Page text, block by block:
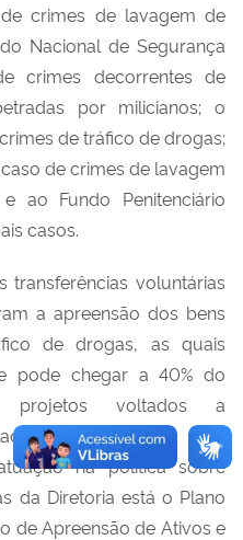
crimes de lavagem de
Nacional de Segurança
crimes decorrentes de
por milicianos; o
de tráfico de drogas;
de crimes de lavagem
ao Fundo Penitenciário
casos.
transferências voluntárias
a apreensão dos bens
de drogas, as quais
pode chegar a 40% do
projetos voltados a
das polícias para
na política sobre
da Diretoria está o Plano
de Apreensão de Ativos e